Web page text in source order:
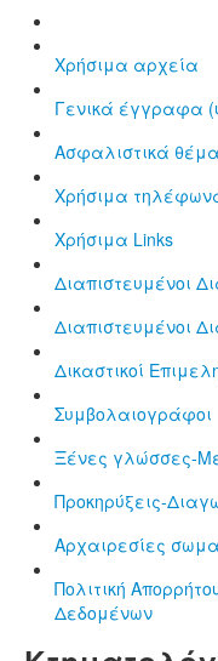
Χρήσιμα αρχεία
Γενικά έγγραφα
Aσφαλιστικά
Χρήσιμα
Χρήσιμα Links
Διαπιστευμένοι
Διαπιστευμένοι
Δικαστικοί
Συμβολαιογράφοι
Ξένες γλώσσες-
Προκηρύξεις-
Αρχαιρεσίες
Πολιτική
Δεδομένων